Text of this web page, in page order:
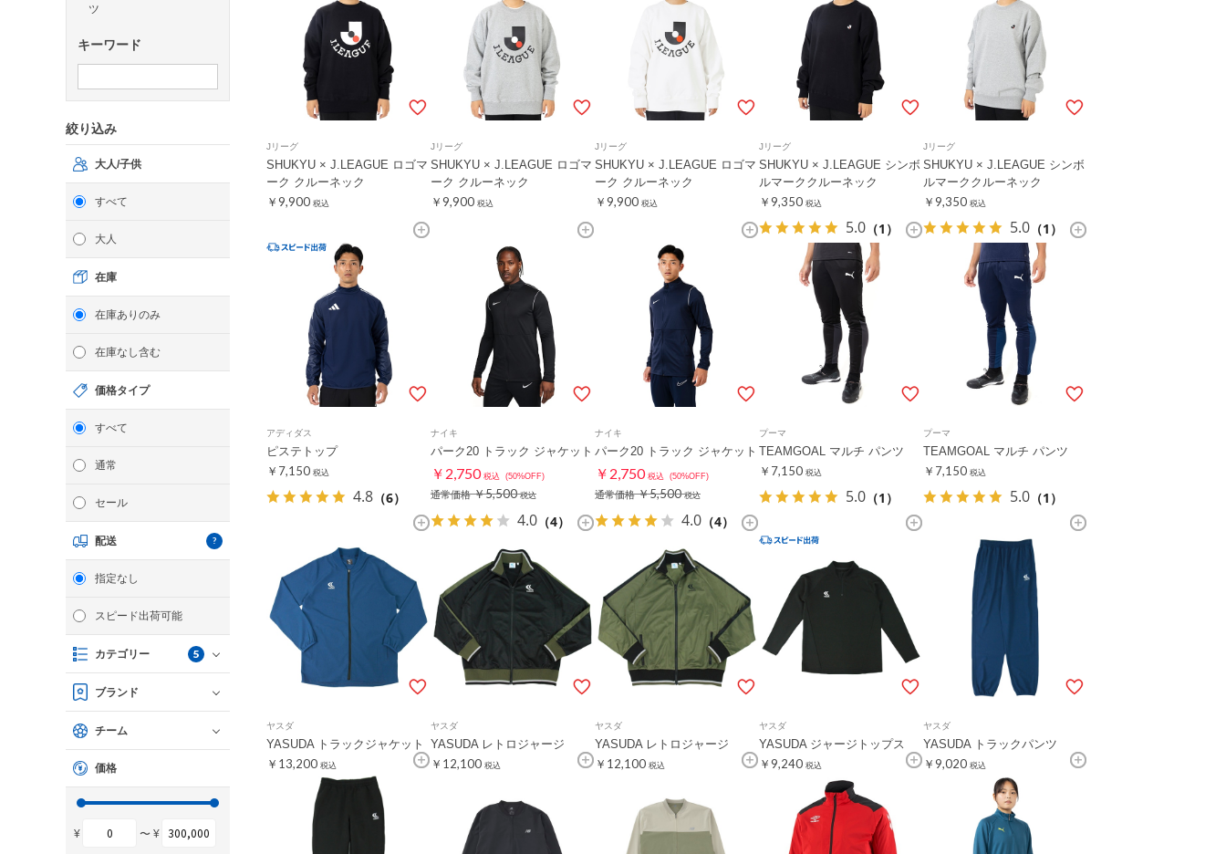
ツ
キーワード
絞り込み
大人/子供
すべて
大人
在庫
在庫ありのみ
在庫なし含む
価格タイプ
すべて
通常
セール
配送
指定なし
スピード出荷可能
カテゴリー 5
ブランド
チーム
価格
¥ 〜 ¥
Jリーグ
SHUKYU × J.LEAGUE ロゴマ
ーク クルーネック
￥9,900 税込
Jリーグ
SHUKYU × J.LEAGUE ロゴマ
ーク クルーネック
￥9,900 税込
Jリーグ
SHUKYU × J.LEAGUE ロゴマ
ーク クルーネック
￥9,900 税込
Jリーグ
SHUKYU × J.LEAGUE シンボ
ルマーククルーネック
￥9,350 税込
5.0 （1）
Jリーグ
SHUKYU × J.LEAGUE シンボ
ルマーククルーネック
￥9,350 税込
5.0 （1）
アディダス
ピステトップ
￥7,150 税込
4.8 （6）
ナイキ
パーク20 トラック ジャケット
￥2,750 税込 (50%OFF)
通常価格￥5,500 税込
4.0 （4）
ナイキ
パーク20 トラック ジャケット
￥2,750 税込 (50%OFF)
通常価格￥5,500 税込
4.0 （4）
プーマ
TEAMGOAL マルチ パンツ
￥7,150 税込
5.0 （1）
プーマ
TEAMGOAL マルチ パンツ
￥7,150 税込
5.0 （1）
ヤスダ
YASUDA トラックジャケット
￥13,200 税込
ヤスダ
YASUDA レトロジャージ
￥12,100 税込
ヤスダ
YASUDA レトロジャージ
￥12,100 税込
ヤスダ
YASUDA ジャージトップス
￥9,240 税込
ヤスダ
YASUDA トラックパンツ
￥9,020 税込